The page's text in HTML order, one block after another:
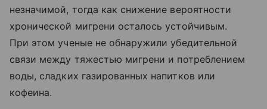
незначимой, тогда как снижение вероятности
хронической мигрени осталось устойчивым.
При этом ученые не обнаружили убедительной
связи между тяжестью мигрени и потреблением
воды, сладких газированных напитков или
кофеина.